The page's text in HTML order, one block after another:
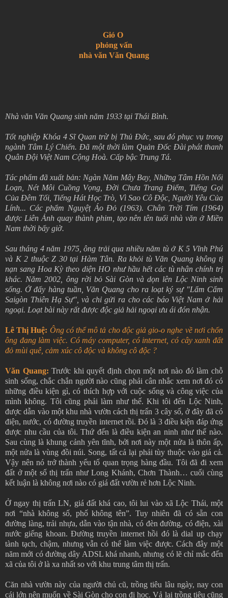
Gió O
phỏng vấn
nhà văn Văn Quang
Nhà văn Văn Quang sinh năm 1933 tại Thái Bình.
Tốt nghiệp Khóa 4 Sĩ Quan trừ bị Thủ Đức, sau đó phục vụ trong
ngành Tâm Lý Chiến. Đã một thời làm Quản Đốc Đài phát thanh
Quân Đội Việt Nam Cộng Hoà. Cấp bậc Trung Tá.
Tác phẩm đã xuất bản: Ngàn Năm Mây Bay, Những Tâm Hồn Nổi
Loạn, Nét Môi Cuồng Vọng, Đời Chưa Trang Điểm, Tiếng Gọi
Của Đêm Tối, Tiếng Hát Học Trò, Vì Sao Cô Độc, Người Yêu Của
Lính... Các phẩm Nguyệṭ Áo Đỏ (1963). Chân Trời Tím (1964)
được Liên Ảnh quay thành phim, tạo nên tên tuổi nhà văn ở Miền
Nam thời bấy giờ.
Sau tháng 4 năm 1975, ông trải qua nhiều năm tù ở K 5 Vĩnh Phú
và K 2 thuộc Z 30 tại Hàm Tân. Ra khỏi tù Văn Quang không tị
nạn sang Hoa Kỳ theo diện HO như hầu hết các tù nhân chính trị
khác. Năm 2002, ông rời bỏ Sài Gòn và dọn lên Lộc Ninh sinh
sống. Ở đấy hàng tuần, Văn Quang cho ra loạt ký sự "Lẩm Cẩm
Saigòn Thiên Hạ Sự", và chỉ gửi ra cho các báo Việt Nam ở hải
ngoại. Loạt bài này rất được độc giả hải ngoại ưu ái đón nhận.
Lê Thị Huệ: Ông có thể mô tả cho độc giả gio-o nghe về nơi chốn
ông đang làm việc. Có máy computer, có internet, có cây xanh đất
đỏ mùi quê, cảm xúc cô độc và không cô độc ?
Văn Quang: Trước khi quyết định chọn một nơi nào đó làm chỗ
sinh sống, chắc chắn người nào cũng phải cân nhắc xem nơi đó có
những điều kiện gì, có thích hợp với cuộc sống và công việc của
mình không. Tôi cũng phải làm như thế. Khi tôi đến Lộc Ninh,
được dẫn vào một khu nhà vườn cách thị trấn 3 cây số, ở đây đã có
điện, nước, có đường truyền internet rồi. Đó là 3 điều kiện đáp ứng
được nhu cầu của tôi. Thứ đến là điều kiện an ninh như thế nào.
Sau cùng là khung cảnh yên tĩnh, bởi nơi này một nửa là thôn ấp,
một nửa là vùng đồi núi. Song, tất cả lại phải tùy thuộc vào giá cả.
Vậy nên nó trở thành yếu tố quan trọng hàng đầu. Tôi đã đi xem
đất ở một số thị trấn như Long Khánh, Chơn Thành… cuối cùng
kết luận là không nơi nào có giá đất vườn rẻ hơn Lộc Ninh.
Ở ngay thị trấn LN, giá đất khá cao, tôi lui vào xã Lộc Thái, một
nơi “nhà không số, phố không tên”. Tuy nhiên đã có sẵn con
đường làng, trải nhựa, dẫn vào tận nhà, có đèn đường, có điện, xài
nước giếng khoan. Đường truyền internet hồi đó là dial up chạy
tành tạch, chậm, nhưng vẫn có thể làm việc được. Cách đây một
năm mới có đường dây ADSL khá nhanh, nhưng có lẽ chỉ mắc đến
xã của tôi ở là xa nhất so với khu trung tâm thị trấn.
Căn nhà vườn này của người chủ cũ, trồng tiêu lâu ngày, nay con
cái lớn nên muốn về Sài Gòn cho con đi học. Vả lại trồng tiêu cũng